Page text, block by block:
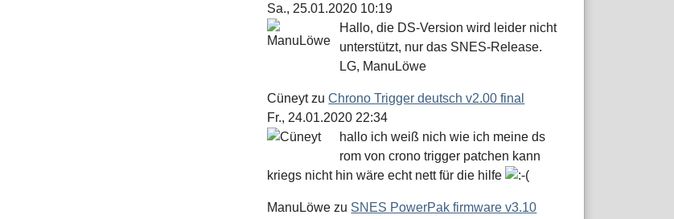
Sa., 25.01.2020 10:19
Hallo, die DS-Version wird leider nicht
unterstützt, nur das SNES-Release.
LG, ManuLöwe
CüneytzuChrono Trigger deutsch v2.00 final
Fr., 24.01.2020 22:34
hallo ich weiß nich wie ich meine ds
rom von crono trigger patchen kann
kriegs nicht hin wäre echt nett für die hilfe
ManuLöwe zu SNES PowerPak firmware v3.10